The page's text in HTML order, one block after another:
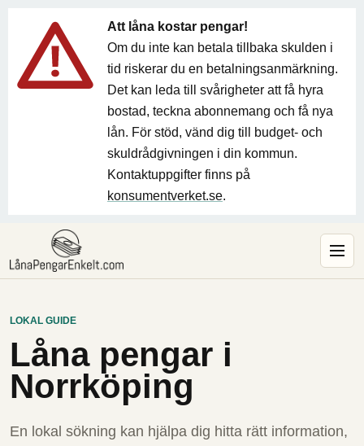
Att låna kostar pengar!
Om du inte kan betala tillbaka skulden i
tid riskerar du en betalningsanmärkning.
Det kan leda till svårigheter att få hyra
bostad, teckna abonnemang och få nya
lån. För stöd, vänd dig till budget- och
skuldrådgivningen i din kommun.
Kontaktuppgifter finns på
konsumentverket.se.
LOKAL GUIDE
Låna pengar i
Norrköping
En lokal sökning kan hjälpa dig hitta rätt information,